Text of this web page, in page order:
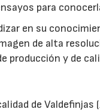
para
en su
de alta
producción y de
de Valdefinjas